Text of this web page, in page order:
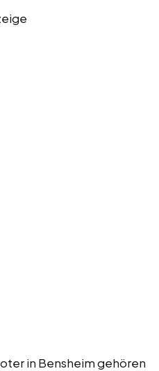
in Bensheim gehören